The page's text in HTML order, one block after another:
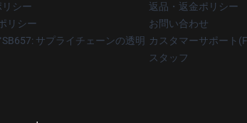
シー
リシー
サプライチェーンの透明
返品・返金ポリシー
お問い合わせ
カスタマーサポート
スタッフ